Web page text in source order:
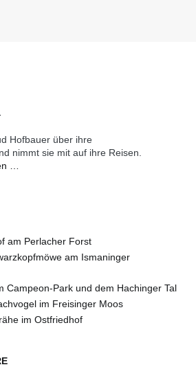
Hofbauer über ihre
nimmt sie mit auf ihre Reisen.
…
am Perlacher Forst
am Ismaninger
Campeon-Park und dem Hachinger Tal
im Freisinger Moos
im Ostfriedhof